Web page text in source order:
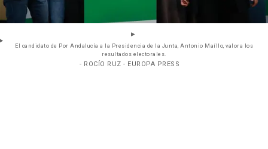
El candidato de Por Andalucía a la Presidencia de la Junta, Antonio Maíllo, valora los
resultados electorales.
- ROCÍO RUZ - EUROPA PRESS